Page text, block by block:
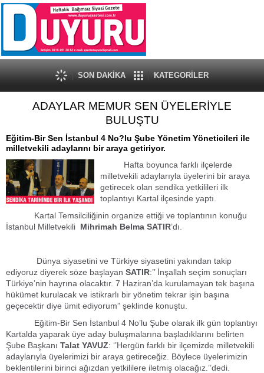
SON DAKİKA KATEGORİLER
ADAYLAR MEMUR SEN ÜYELERİYLE
BULUŞTU
Eğitim-Bir Sen İstanbul 4 No?lu Şube Yönetim Yöneticileri ile
milletvekili adaylarını bir araya getiriyor.
Hafta boyunca farklı ilçelerde
milletvekili adaylarıyla üyelerini bir araya
getirecek olan sendika yetkilileri ilk
toplantıyı Kartal ilçesinde yaptı.
Kartal Temsilciliğinin organize ettiği ve toplantının konuğu
İstanbul Milletvekili Mihrimah Belma SATIR’dı.
Dünya siyasetini ve Türkiye siyasetini yakından takip
ediyoruz diyerek söze başlayan SATIR:’’ İnşallah seçim sonuçları
Türkiye’nin hayrına olacaktır. 7 Haziran’da kurulamayan tek başına
hükümet kurulacak ve istikrarlı bir yönetim tekrar işin başına
geçecektir diye ümit ediyorum” şeklinde konuştu.
Eğitim-Bir Sen İstanbul 4 No’lu Şube olarak ilk gün toplantıyı
Kartalda yaparak üye aday buluşmalarına başladıklarını belirten
Şube Başkanı Talat YAVUZ: ‘’Hergün farklı bir ilçemizde milletvekili
adaylarıyla üyelerimizi bir araya getireceğiz. Böylece üyelerimizin
beklentilerini birinci ağızdan yetkililere iletmiş olacağız.’’dedi.